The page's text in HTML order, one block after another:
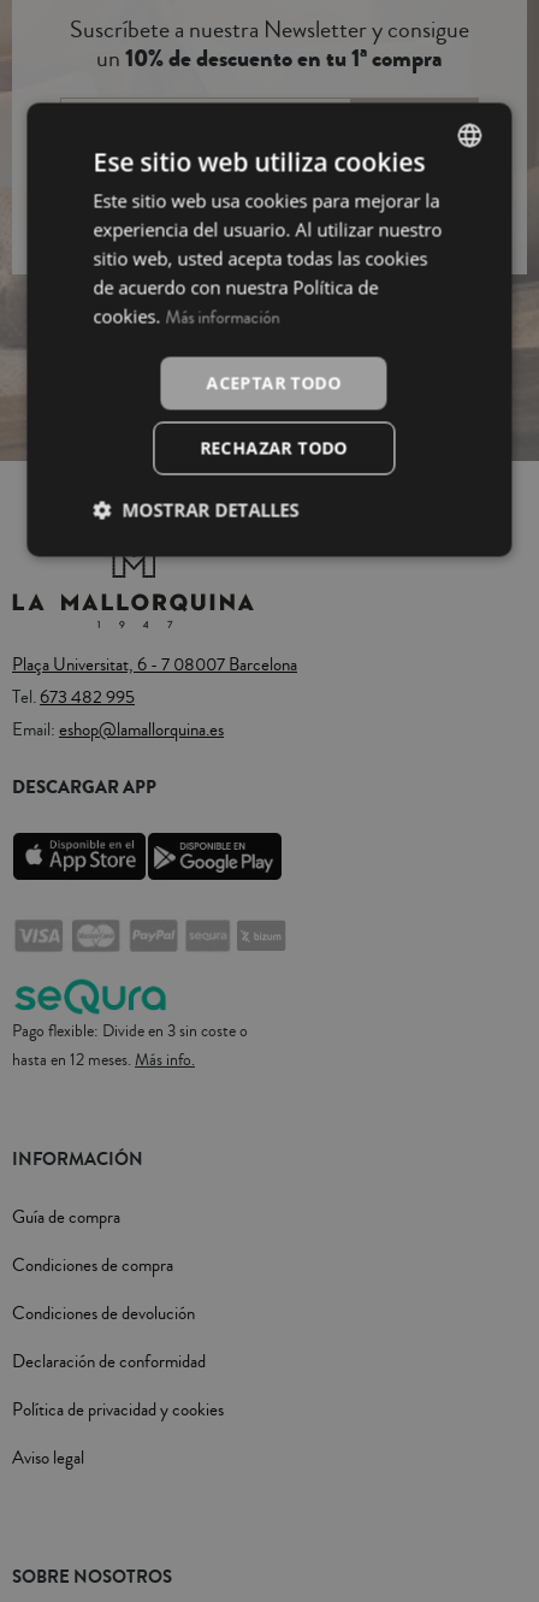
Suscríbete a nuestra Newsletter y consigue
un10% de descuento en tu 1ª compra
He leido y acepto la información bàsica sobre el
tratamiento de datos
Plaça Universitat, 6 - 7 08007 Barcelona
Tel.673 482 995
Email:eshop@lamallorquina.es
DESCARGAR APP
Pago flexible: Divide en 3 sin coste o
hasta en 12 meses. Más info.
INFORMACIÓN
Guía de compra
Condiciones de compra
Condiciones de devolución
Declaración de conformidad
Política de privacidad y cookies
Aviso legal
SOBRE NOSOTROS
SPANISH
INGLÉS
Ese sitio web utiliza cookies
Este sitio web usa cookies para mejorar la
experiencia del usuario. Al utilizar nuestro
sitio web, usted acepta todas las cookies
de acuerdo con nuestra Política de
cookies. Más información
ACEPTAR TODO
RECHAZAR TODO
MOSTRAR DETALLES